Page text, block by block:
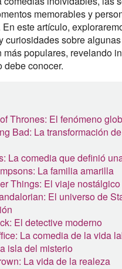
memorables y
este artículo,
curiosidades sobre
más populares, revelando
debe conocer.
Thrones: El fenómeno
Bad: La transformación
La comedia que definió
La familia amarilla
Things: El viaje nostálgico
El universo de
El detective moderno
La comedia de la vida
isla del misterio
La vida de la realeza